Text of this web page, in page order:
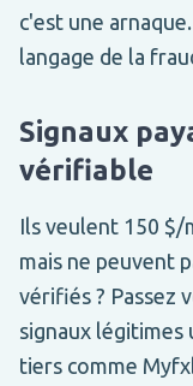
c'est une
langage de la
Signaux
vérifiable
Ils veulent 150 $/
mais ne peuvent
vérifiés ? Passez
signaux
tiers comme